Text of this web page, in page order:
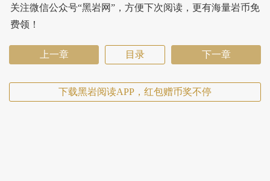
关注微信公众号“黑岩网”，方便下次阅读，更有海量岩币免
费领！
上一章 目录 下一章
下载黑岩阅读APP，红包赠币奖不停